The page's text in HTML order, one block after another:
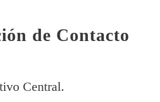
de Contacto
Central.